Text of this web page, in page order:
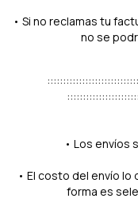
• Si no reclamas tu
no se
• Los envíos
• El costo del envío
forma es